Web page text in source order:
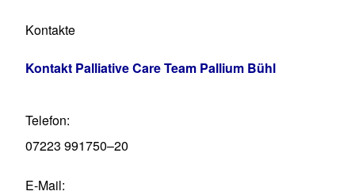
Kontakte
Kontakt Palliative Care Team Pallium Bühl
Telefon
07223 991750–20
E-Mail